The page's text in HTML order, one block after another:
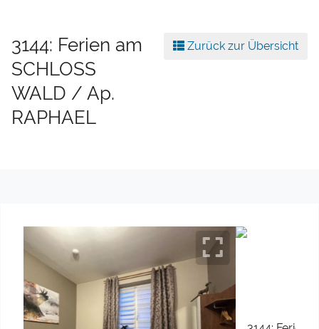
3144: Ferien am
SCHLOSS
WALD / Ap.
RAPHAEL
Zurück zur Übersicht